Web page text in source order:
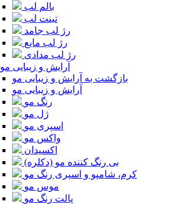
بالم لب
تینت لب
رژ لب جامد
رژ لب مایع
رژ لب مدادی
آرایش و زیبایی مو
بازگشت به آرایش و زیبایی مو
آرایش و زیبایی مو
رنگ مو
ژل مو
اسپری مو
واکس مو
اکسیدان
بی رنگ کننده مو (دکلره)
کرم، شامپو و اسپری رنگ مو
موس مو
پالت رنگ مو